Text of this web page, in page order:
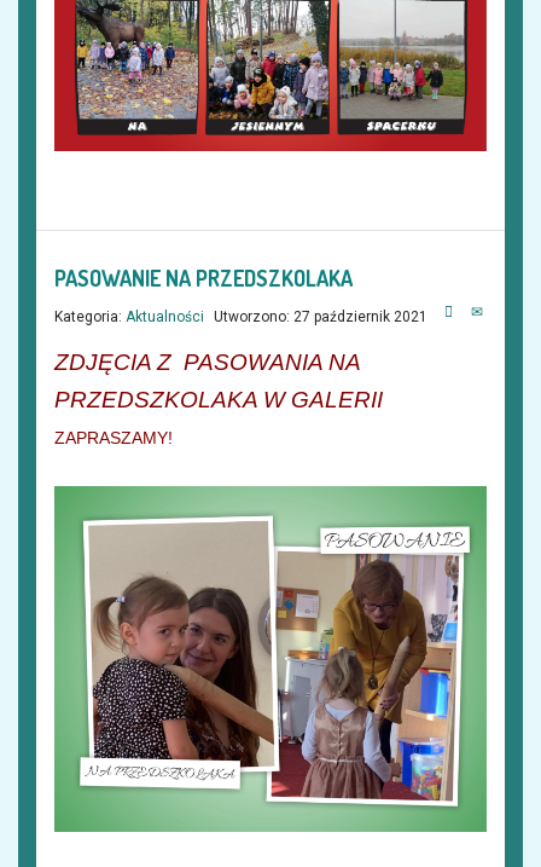
PASOWANIE NA PRZEDSZKOLAKA
Kategoria: Aktualności Utworzono: 27 październik 2021
ZDJĘCIA Z PASOWANIA NA
PRZEDSZKOLAKA W GALERII
ZAPRASZAMY!